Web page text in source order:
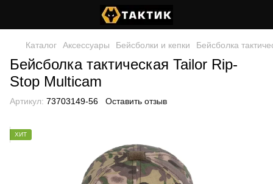
Каталог Аксессуары Бейсболки и кепки Бейсболка
Бейсболка тактическая Tailor Rip-
Stop Multicam
Артикул: 73703149-56 Оставить отзыв
ХИТ